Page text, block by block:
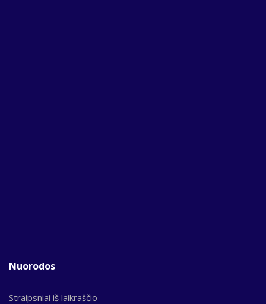
Nuorodos
Straipsniai iš laikraščio